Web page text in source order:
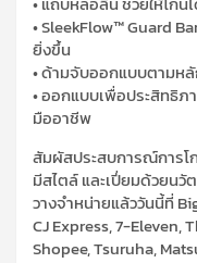
• SleekFlow™ Guard
ยิ่งขึ้น
• ด้ามจับออกแบบตามหลั
• ออกแบบเพื่อประสิทธิ
มืออาชีพ
สัมผัสประสบการณ์การโ
มีสไตล์ และเปี่ยมด้วยนวั
วางจำหน่ายแล้ววันนี้ที่
CJ Express, 7-Eleven,
Shopee, Tsuruha,